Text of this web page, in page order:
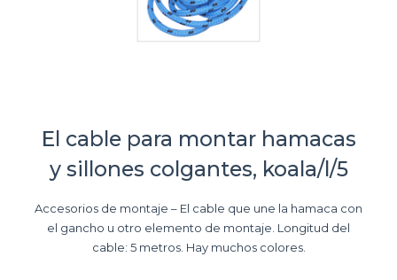
El cable para montar hamacas
y sillones colgantes, koala/l/5
Accesorios de montaje – El cable que une la hamaca con
el gancho u otro elemento de montaje. Longitud del
cable: 5 metros. Hay muchos colores.